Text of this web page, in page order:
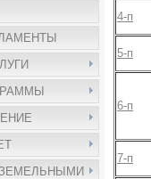
4-п
5-п
6-п
7-п